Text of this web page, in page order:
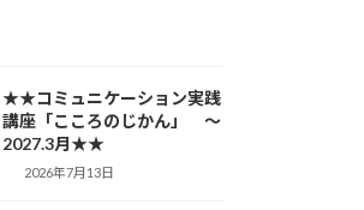
★★コミュニケーション実践
講座「こころのじかん」 ～
2027.3月★★
2026年7月13日